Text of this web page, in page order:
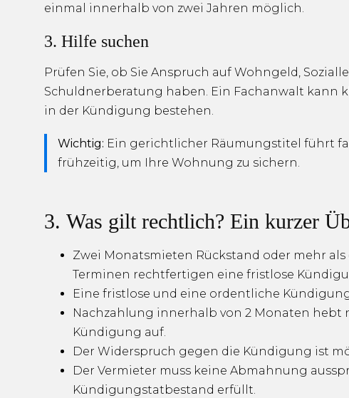
einmal innerhalb von zwei Jahren möglich.
3. Hilfe suchen
Prüfen Sie, ob Sie Anspruch auf Wohngeld,
Schuldnerberatung haben. Ein Fachanwalt kann
in der Kündigung bestehen.
Wichtig: Ein gerichtlicher Räumungstitel führt
frühzeitig, um Ihre Wohnung zu sichern.
3. Was gilt rechtlich? Ein kurzer
Zwei Monatsmieten Rückstand oder mehr
Terminen rechtfertigen eine fristlose
Eine fristlose und eine ordentliche
Nachzahlung innerhalb von 2 Monaten
Kündigung auf.
Der Widerspruch gegen die Kündigung ist
Der Vermieter muss keine Abmahnung
Kündigungstatbestand erfüllt.